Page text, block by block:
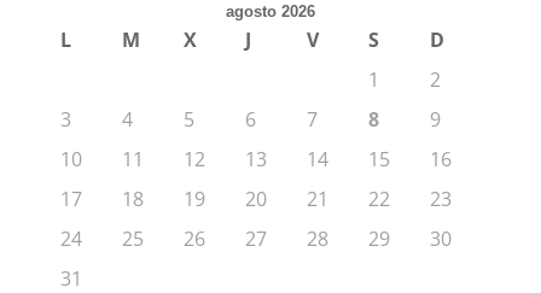
agosto 2026
L M X J V S
D
1
2
3
4 5 6 7 8
9
10
11 12 13 14 15
16
17
18 19 20 21 22
23
24
25 26 27 28 29
30
31